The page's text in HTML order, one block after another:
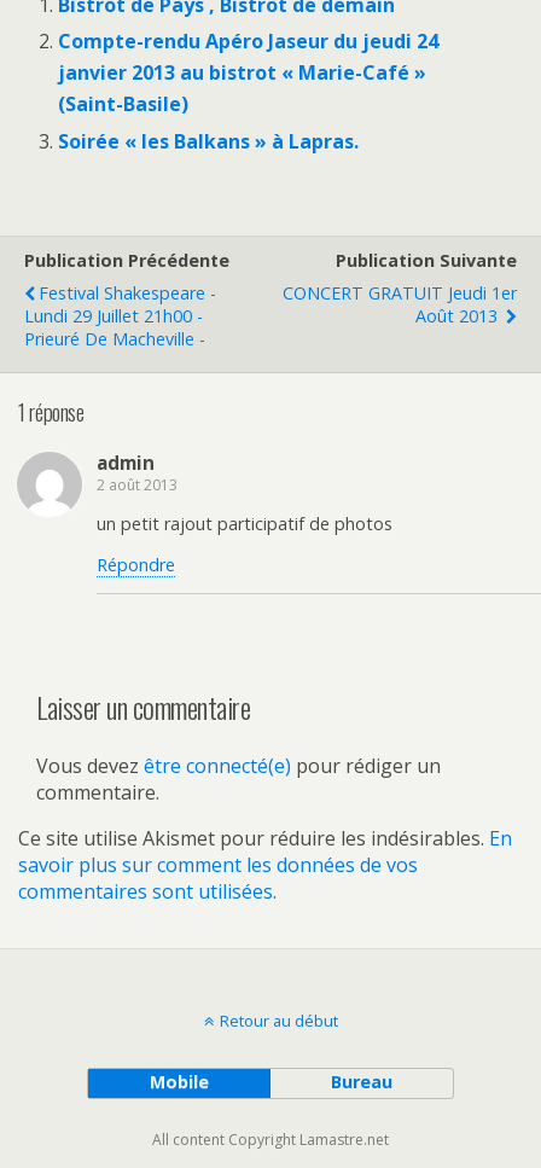
Compte-rendu Apéro Jaseur du jeudi 24
janvier 2013 au bistrot « Marie-Café »
(Saint-Basile)
Soirée « les Balkans » à Lapras.
Publication Précédente
Festival Shakespeare -
Lundi 29 Juillet 21h00 -
Prieuré De Macheville -
Publication Suivante
CONCERT GRATUIT Jeudi 1er
Août 2013
1 réponse
admin
2 août 2013
un petit rajout participatif de photos
Répondre
Laisser un commentaire
Vous devez être connecté(e) pour rédiger un
commentaire.
Ce site utilise Akismet pour réduire les indésirables. En
savoir plus sur comment les données de vos
commentaires sont utilisées.
Retour au début
Mobile Bureau
All content Copyright Lamastre.net